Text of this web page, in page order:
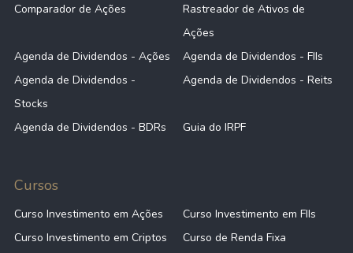
Comparador de Ações
Rastreador de Ativos de
Ações
Agenda de Dividendos - Ações
Agenda de Dividendos - FIIs
Agenda de Dividendos -
Stocks
Agenda de Dividendos - Reits
Agenda de Dividendos - BDRs Guia do IRPF
Cursos
Curso Investimento em Ações
Curso Investimento em FIIs
Curso Investimento em Criptos
Curso de Renda Fixa